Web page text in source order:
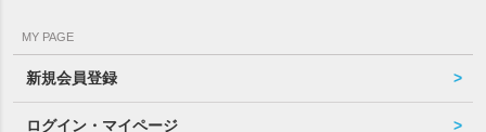
MY PAGE
新規会員登録
ログイン・マイページ